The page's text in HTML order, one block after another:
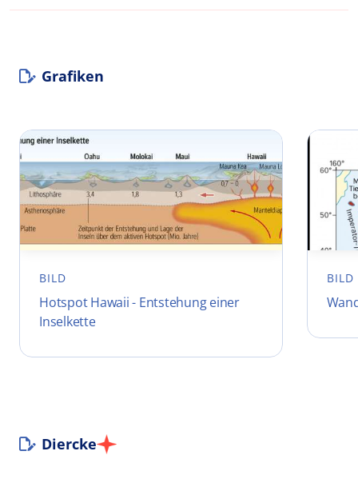
Grafiken
BILD
Hotspot Hawaii - Entstehung einer
Inselkette
BILD
Diercke